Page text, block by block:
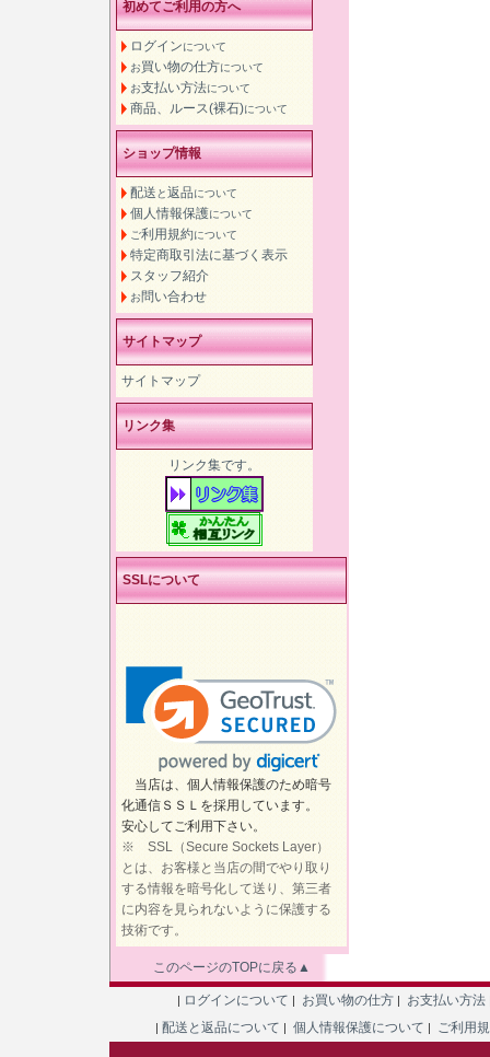
初めてご利用の方へ
ログインについて
お買い物の仕方について
お支払い方法について
商品、ルース(裸石)について
ショップ情報
配送 と返品について
個人情報保護について
ご利用規約について
特定商取引法に基づく表示
スタッフ紹介
お問い合わせ
サイトマップ
サイトマップ
リンク集
リンク集です。
SSLについて
当店は、個人情報保護のため暗号
化通信ＳＳＬを採用しています。
安心してご利用下さい。
※ SSL（Secure Sockets Layer）
とは、お客様と当店の間でやり取り
する情報を暗号化して送り、第三者
に内容を見られないように保護する
技術です。
このページのTOPに戻る▲
| ログインについて | お買い物の仕方 | お支払い方法
| 配送と返品について | 個人情報保護について | ご利用